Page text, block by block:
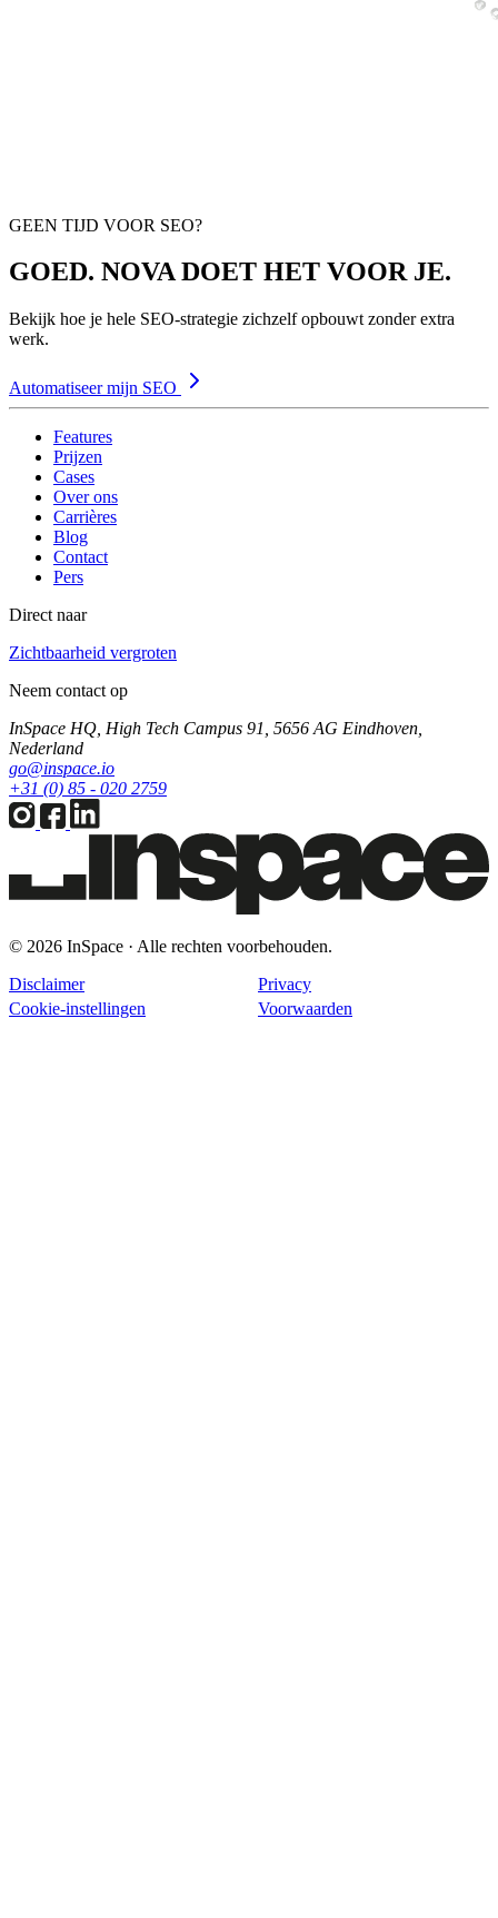
GEEN TIJD VOOR SEO?
GOED. NOVA DOET HET VOOR JE.
Bekijk hoe je hele SEO-strategie zichzelf opbouwt zonder extra
werk.
Automatiseer mijn SEO
Features
Prijzen
Cases
Over ons
Carrières
Blog
Contact
Pers
Direct naar
Zichtbaarheid vergroten
Neem contact op
InSpace HQ, High Tech Campus 91, 5656 AG Eindhoven,
Nederland
go@inspace.io
+31 (0) 85 - 020 2759
© 2026 InSpace · Alle rechten voorbehouden.
Disclaimer
Privacy
Cookie-instellingen
Voorwaarden